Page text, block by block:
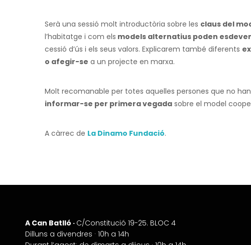
Serà una sessió molt introductòria sobre les claus del
l’habitatge i com els models alternatius poden
cessió d’ús i els seus valors. Explicarem també diferents
o afegir-se a un projecte en marxa.
Molt recomanable per totes aquelles persones que no
informar-se per primera vegada sobre el model
A càrrec de La Dinamo Fundació.
+
−
A Can Batlló · C/Constitució 19-25. BLOC 4
Dilluns a divendres · 10h a 14h